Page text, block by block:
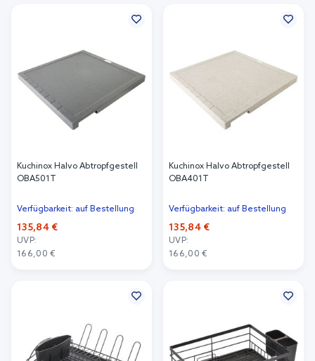
Kuchinox Halvo Abtropfgestell
OBA501T
Verfügbarkeit: auf Bestellung
135,84 €
UVP:
166,00 €
Kuchinox Halvo Abtropfgestell
OBA401T
Verfügbarkeit: auf Bestellung
135,84 €
UVP:
166,00 €